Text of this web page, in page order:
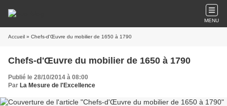
MENU
Accueil » Chefs-d'Œuvre du mobilier de 1650 à 1790
Chefs-d'Œuvre du mobilier de 1650 à 1790
Publié le 28/10/2014 à 08:00
Par La Mesure de l'Excellence